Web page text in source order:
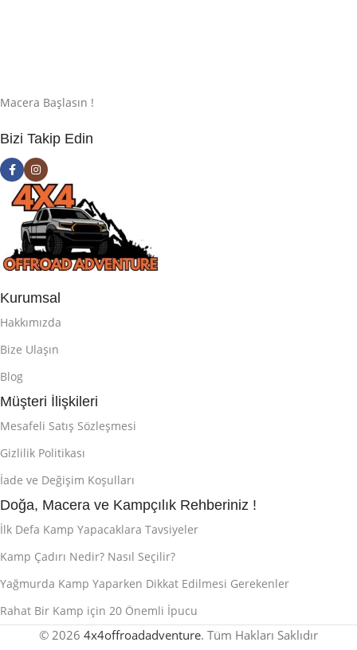
Macera Başlasın !
Bizi Takip Edin
Kurumsal
Hakkımızda
Bize Ulaşın
Blog
Müşteri İlişkileri
Mesafeli Satış Sözleşmesi
Gizlilik Politikası
İade ve Değişim Koşulları
Doğa, Macera ve Kampçılık Rehberiniz !
İlk Defa Kamp Yapacaklara Tavsiyeler
Kamp Çadırı Nedir? Nasıl Seçilir?
Yağmurda Kamp Yaparken Dikkat Edilmesi Gerekenler
Rahat Bir Kamp için 20 Önemli İpucu
© 2026 4x4offroadadventure. Tüm Hakları Saklıdır